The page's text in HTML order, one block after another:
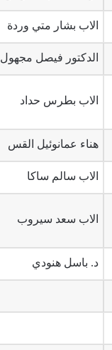
الاب بشار متي وردة
الدكتور فيصل مجهول
الاب بطرس حداد
هناء عمانوئيل القس
الاب سالم ساكا
الاب سعد سيروب
د. باسل هنودي